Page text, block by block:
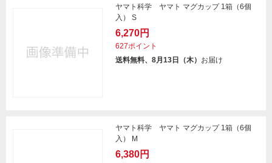
ヤマト科学 ヤマト マグカップ 1箱（6個
入） S
6,270円
627ポイント
送料無料、8月13日（木） お届け
ヤマト科学 ヤマト マグカップ 1箱（6個
入） M
6,380円